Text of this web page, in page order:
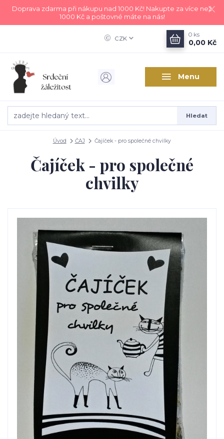
Doprava zdarma při nákupu nad 1000 Kč! Nakupte za více než
1000 Kč a poštovné máte na nás!
Menu
CZK
Hledat
0 ks
0,00 Kč
Úvod ČAJ Čajíček - pro společné chvilky
Čajíček - pro společné
chvilky